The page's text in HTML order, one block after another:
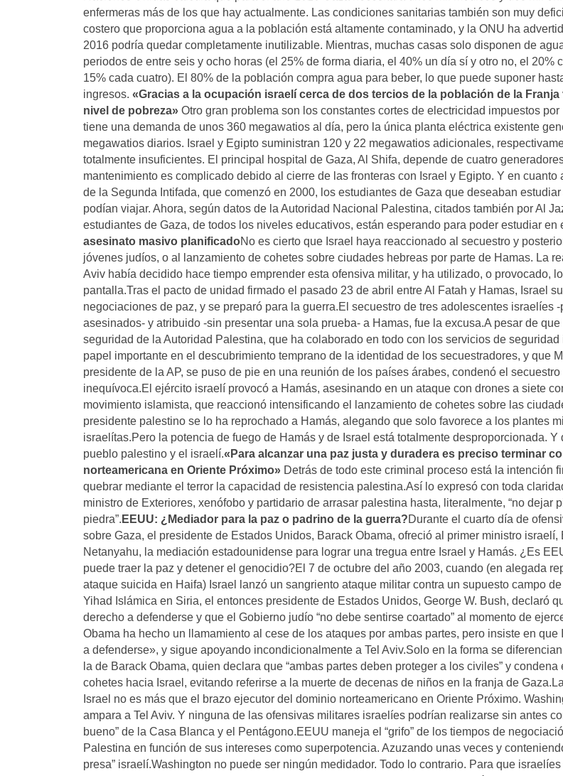
enfermeras más de los que hay actualmente. Las condiciones sanitarias también son muy
costero que proporciona agua a la población está altamente contaminado, y la ONU ha
2016 podría quedar completamente inutilizable. Mientras, muchas casas solo disponen de
periodos de entre seis y ocho horas (el 25% de forma diaria, el 40% un día sí y otro no, el 20%
15% cada cuatro). El 80% de la población compra agua para beber, lo que puede suponer
ingresos. «Gracias a la ocupación israelí cerca de dos tercios de la población de la Franja
nivel de pobreza» Otro gran problema son los constantes cortes de electricidad impuestos por
tiene una demanda de unos 360 megawatios al día, pero la única planta eléctrica existente
megawatios diarios. Israel y Egipto suministran 120 y 22 megawatios adicionales,
totalmente insuficientes. El principal hospital de Gaza, Al Shifa, depende de cuatro
mantenimiento es complicado debido al cierre de las fronteras con Israel y Egipto. Y en cuanto
de la Segunda Intifada, que comenzó en 2000, los estudiantes de Gaza que deseaban
podían viajar. Ahora, según datos de la Autoridad Nacional Palestina, citados también por Al
estudiantes de Gaza, de todos los niveles educativos, están esperando para poder estudiar en
asesinato masivo planificadoNo es cierto que Israel haya reaccionado al secuestro y
jóvenes judíos, o al lanzamiento de cohetes sobre ciudades hebreas por parte de Hamas. La
Aviv había decidido hace tiempo emprender esta ofensiva militar, y ha utilizado, o provocado,
pantalla.Tras el pacto de unidad firmado el pasado 23 de abril entre Al Fatah y Hamas, Israel
negociaciones de paz, y se preparó para la guerra.El secuestro de tres adolescentes israelíes
asesinados- y atribuido -sin presentar una sola prueba- a Hamas, fue la excusa.A pesar de
seguridad de la Autoridad Palestina, que ha colaborado en todo con los servicios de
papel importante en el descubrimiento temprano de la identidad de los secuestradores, y que
presidente de la AP, se puso de pie en una reunión de los países árabes, condenó el secuestro
inequívoca.El ejército israelí provocó a Hamás, asesinando en un ataque con drones a siete
movimiento islamista, que reaccionó intensificando el lanzamiento de cohetes sobre las
presidente palestino se lo ha reprochado a Hamás, alegando que solo favorece a los plantes
israelítas.Pero la potencia de fuego de Hamás y de Israel está totalmente desproporcionada. Y
pueblo palestino y el israelí.«Para alcanzar una paz justa y duradera es preciso terminar
norteamericana en Oriente Próximo» Detrás de todo este criminal proceso está la intención
quebrar mediante el terror la capacidad de resistencia palestina.Así lo expresó con toda
ministro de Exteriores, xenófobo y partidario de arrasar palestina hasta, literalmente, “no dejar
piedra”. EEUU: ¿Mediador para la paz o padrino de la guerra?Durante el cuarto día de
sobre Gaza, el presidente de Estados Unidos, Barack Obama, ofreció al primer ministro israelí,
Netanyahu, la mediación estadounidense para lograr una tregua entre Israel y Hamás. ¿Es
puede traer la paz y detener el genocidio?El 7 de octubre del año 2003, cuando (en alegada
ataque suicida en Haifa) Israel lanzó un sangriento ataque militar contra un supuesto campo
Yihad Islámica en Siria, el entonces presidente de Estados Unidos, George W. Bush, declaró
derecho a defenderse y que el Gobierno judío “no debe sentirse coartado” al momento de
Obama ha hecho un llamamiento al cese de los ataques por ambas partes, pero insiste en que
a defenderse», y sigue apoyando incondicionalmente a Tel Aviv.Solo en la forma se
la de Barack Obama, quien declara que “ambas partes deben proteger a los civiles” y
cohetes hacia Israel, evitando referirse a la muerte de decenas de niños en la franja de
Israel no es más que el brazo ejecutor del dominio norteamericano en Oriente Próximo.
ampara a Tel Aviv. Y ninguna de las ofensivas militares israelíes podrían realizarse sin antes
bueno” de la Casa Blanca y el Pentágono.EEUU maneja el “grifo” de los tiempos de
Palestina en función de sus intereses como superpotencia. Azuzando unas veces y
presa” israelí.Washington no puede ser ningún medidador. Todo lo contrario. Para que